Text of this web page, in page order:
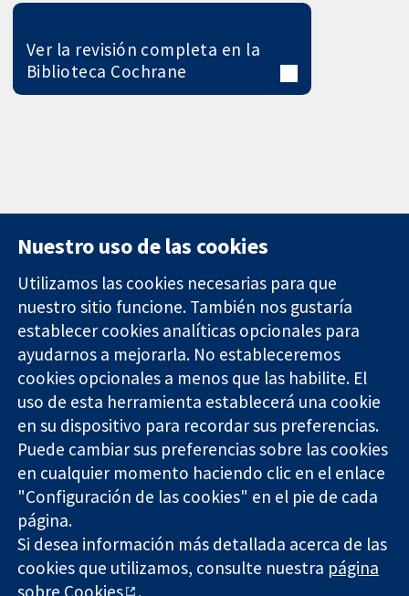
Ver la revisión completa en la
Biblioteca Cochrane
Evidencia fiable.
Decisiones
informadas.
Mejor salud.
11-13 Cavendish
Square
Londres
W1G 0AN
Reino Unido
Contacto
Noticias
Prensa
Sobre
nosotros
Empleo
Cochrane
Library
The Cochrane Collaboration is a charity (no. 1045921) and a
company limited by guarantee (no. 03044323) registered in
England & Wales. VAT registration number GB 718 2127 49.
Nuestro uso de las cookies
Utilizamos las cookies necesarias para que
nuestro sitio funcione. También nos gustaría
establecer cookies analíticas opcionales para
ayudarnos a mejorarla. No estableceremos
cookies opcionales a menos que las habilite. El
uso de esta herramienta establecerá una cookie
en su dispositivo para recordar sus preferencias.
Puede cambiar sus preferencias sobre las cookies
en cualquier momento haciendo clic en el enlace
"Configuración de las cookies" en el pie de cada
página.
Si desea información más detallada acerca de las
cookies que utilizamos, consulte nuestra página
sobre Cookies
.